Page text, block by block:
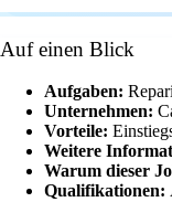
Auf einen Blick
Aufgaben:
Unternehmen:
Vorteile:
Weitere
Warum dieser
Qualifikationen: